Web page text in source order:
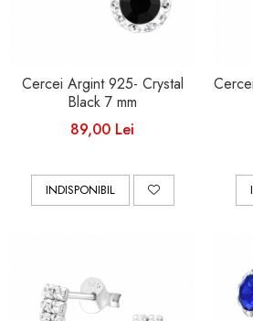
Cercei Argint 925- Crystal
Black 7 mm
89,00 Lei
INDISPONIBIL